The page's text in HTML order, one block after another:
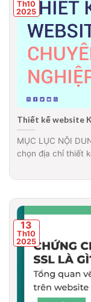
Thiết kế website
MỤC LỤC NỘI
chọn địa chỉ thiết
Th10
2025
13
Th10
2025